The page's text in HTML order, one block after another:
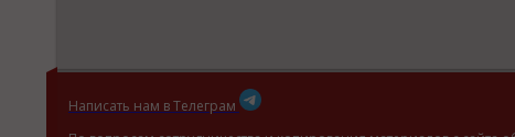
Написать нам в Телеграм